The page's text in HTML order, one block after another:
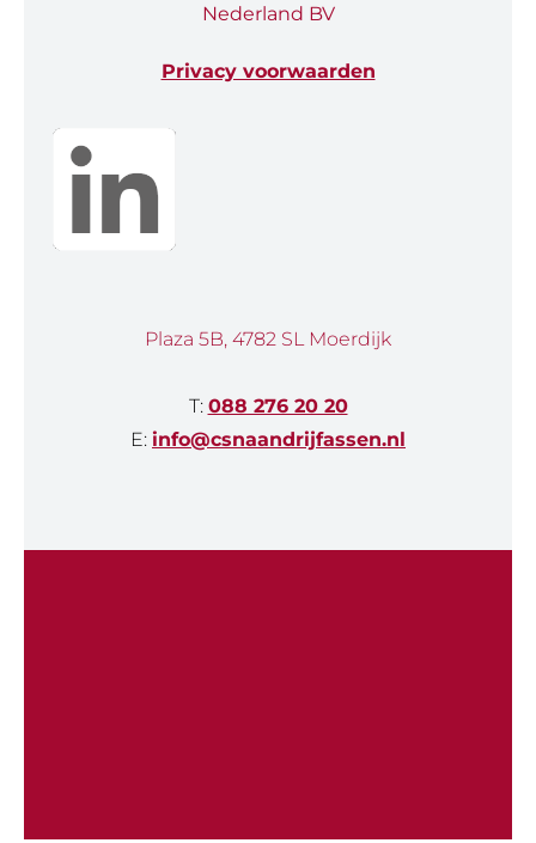
Nederland BV
Privacy voorwaarden
Plaza 5B, 4782 SL Moerdijk
T: 088 276 20 20
E: info@csnaandrijfassen.nl